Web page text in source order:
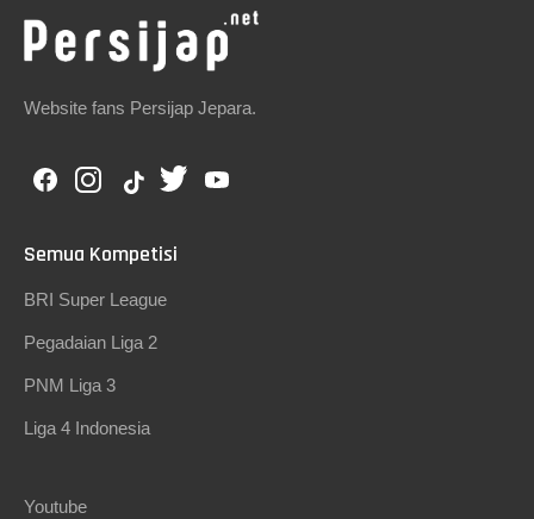
Website fans Persijap Jepara.
Semua Kompetisi
BRI Super League
Pegadaian Liga 2
PNM Liga 3
Liga 4 Indonesia
Youtube